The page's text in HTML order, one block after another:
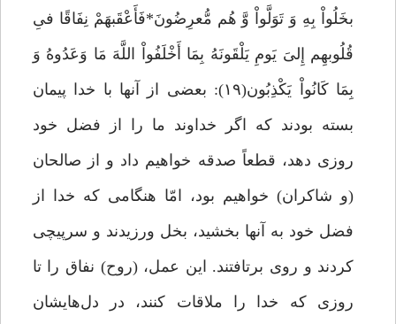
بخَلُواْ بِهِ وَ تَوَلَّواْ وَّ هُم مُّعرِضُونَ*فَأَعْقَبهَمْ نِفَاقًا فىِ
قُلُوبهِم إِلىَ‏ یَومِ یَلْقَونَهُ بِمَا أَخْلَفُواْ اللَّهَ مَا وَعَدُوهُ وَ
بِمَا کَانُواْ یَکْذِبُون(۱۹): بعضى از آنها با خدا پیمان
بسته بودند که اگر خداوند ما را از فضل خود
روزى دهد، قطعاً صدقه خواهیم داد و از صالحان
(و شاکران) خواهیم بود، امّا هنگامى که خدا از
فضل خود به آنها بخشید، بخل ورزیدند و سرپیچى
کردند و روى برتافتند. این عمل، (روح) نفاق را تا
روزى که خدا را ملاقات کنند، در دل‌هایشان